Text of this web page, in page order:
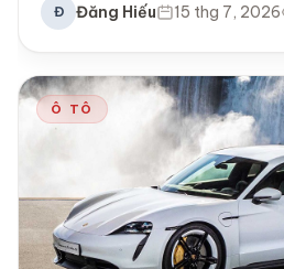
Đ Đăng Hiếu 15 thg 7, 2026
Ô TÔ